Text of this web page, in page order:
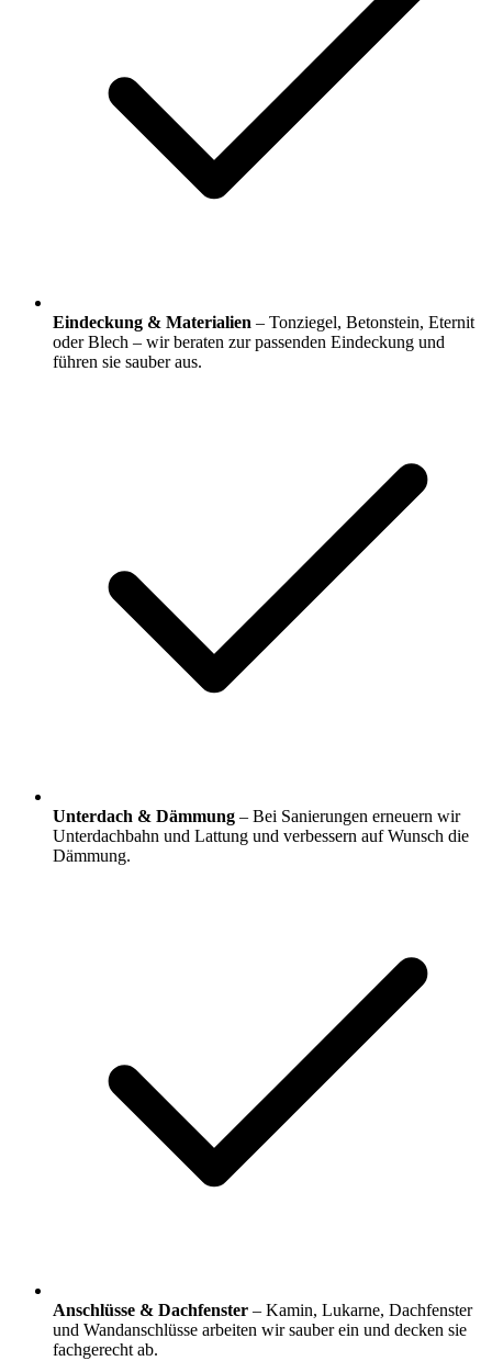
Eindeckung & Materialien – Tonziegel, Betonstein, Eternit
oder Blech – wir beraten zur passenden Eindeckung und
führen sie sauber aus.
Unterdach & Dämmung – Bei Sanierungen erneuern wir
Unterdachbahn und Lattung und verbessern auf Wunsch die
Dämmung.
Anschlüsse & Dachfenster – Kamin, Lukarne, Dachfenster
und Wandanschlüsse arbeiten wir sauber ein und decken sie
fachgerecht ab.